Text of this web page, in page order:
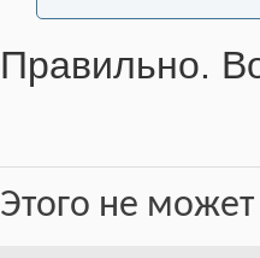
Правильно.
Этого не